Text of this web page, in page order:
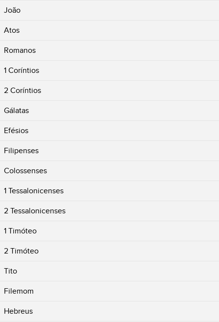
João
Atos
Romanos
1 Coríntios
2 Coríntios
Gálatas
Efésios
Filipenses
Colossenses
1 Tessalonicenses
2 Tessalonicenses
1 Timóteo
2 Timóteo
Tito
Filemom
Hebreus